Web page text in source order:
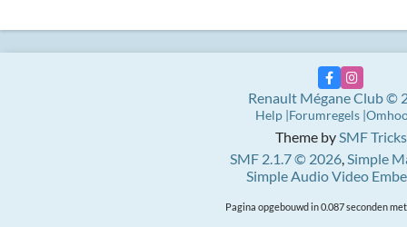
Theme bySMF Tricks
SMF 2.1.7 © 2026,Simple
Simple Audio Video
Renault Mégane Club ©
Help Forumregels
Pagina opgebouwd in 0.087 seconden